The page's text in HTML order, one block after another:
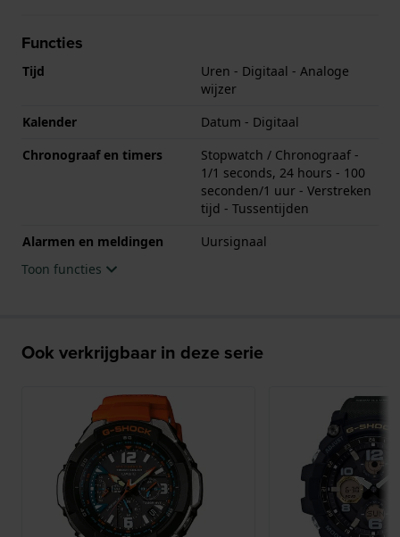
Functies
Tijd
Uren - Digitaal - Analoge
wijzer
Kalender
Datum - Digitaal
Chronograaf en timers
Stopwatch / Chronograaf -
1/1 seconds, 24 hours - 100
seconden/1 uur - Verstreken
tijd - Tussentijden
Alarmen en meldingen
Uursignaal
Toon functies
Ook verkrijgbaar in deze serie